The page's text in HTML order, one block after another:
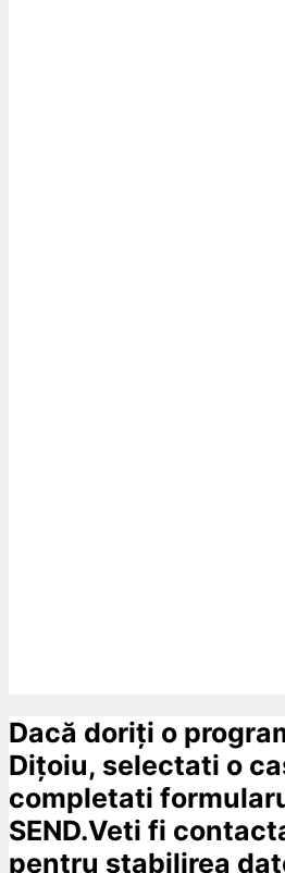
Dacă doriți o
Dițoiu, selectati o
completati
SEND.Veti fi
pentru stabilirea